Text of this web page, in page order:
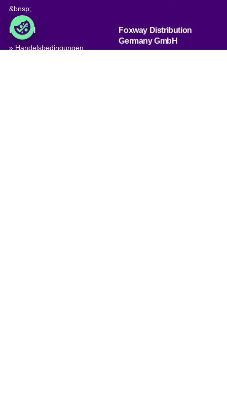
&bnsp;
Handel
» Handelsbedingungen
Foxway Distribution
Germany GmbH